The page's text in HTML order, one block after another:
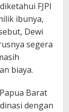
FJPI
ibunya,
Dewi
segera
biaya.
Barat
dengan